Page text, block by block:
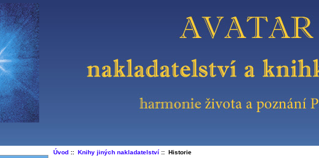
Úvod:: Knihy jiných nakladatelství:: Historie